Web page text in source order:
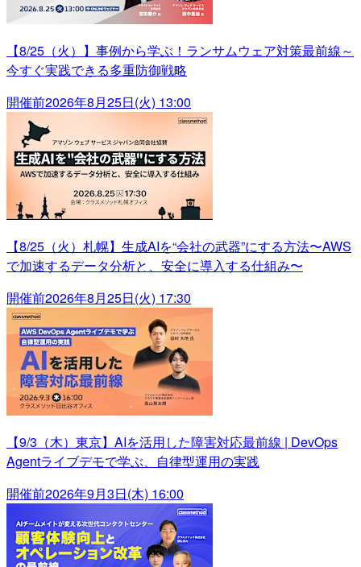
【8/25（火）】事例から学ぶ！ランサムウェア対策最前線～
今すぐ実践できる多重防御戦略
開催前2026年8月25日(火) 13:00
【8/25（火）札幌】生成AIを“会社の武器”にする方法〜AWS
で加速するデータ分析と、安全に導入する仕組み〜
開催前2026年8月25日(火) 17:30
【9/3（木）東京】AIを活用した障害対応最前線 | DevOps
Agentライブデモで学ぶ、自律型運用の実践
開催前2026年9月3日(木) 16:00